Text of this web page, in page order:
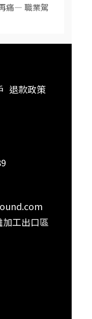
痛— 職業駕
退款政策
工出口區